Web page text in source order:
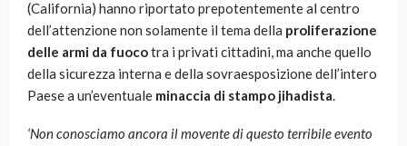
(California) hanno riportato prepotentemente al centro
dell’attenzione non solamente il tema della proliferazione
delle armi da fuocotra i privati cittadini, ma anche quello
della sicurezza interna e della sovraesposizione dell’intero
Paese a un’eventuale minaccia di stampo jihadista.
‘Non conosciamo ancora il movente di questo terribile evento